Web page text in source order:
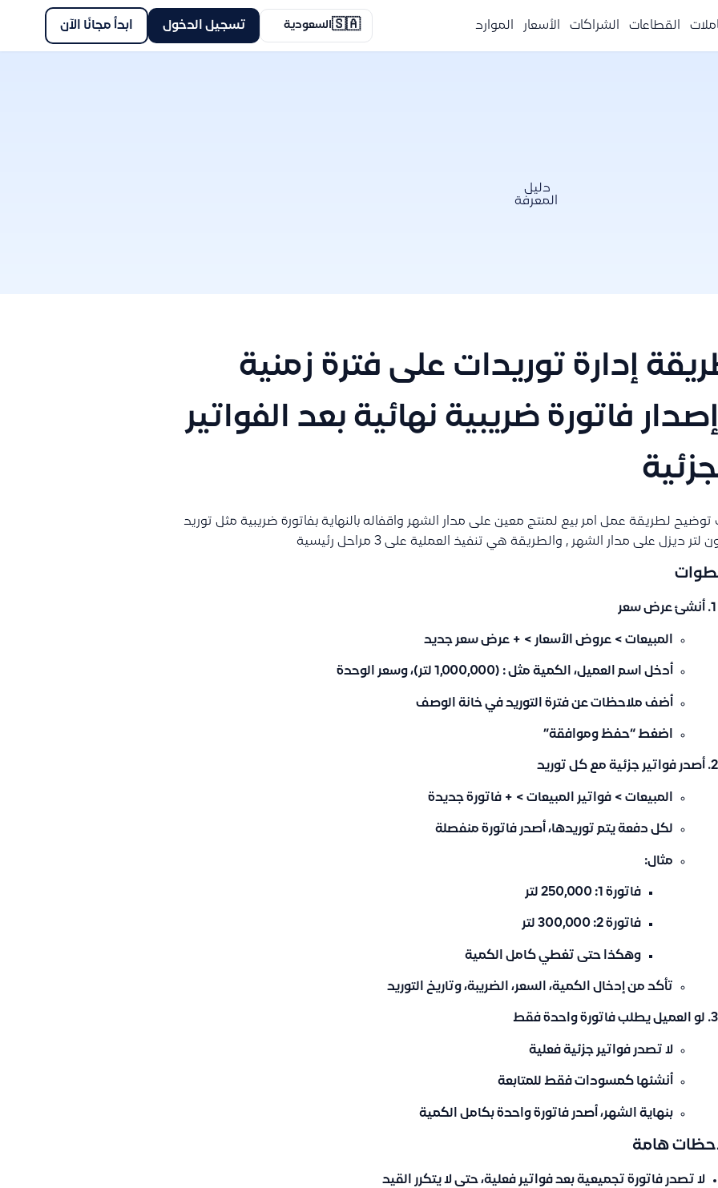
القطاعات الشراكات الأسعار الموارد 🇸🇦السعودية تسجيل الدخول ابدأ مجانًا الآن
دليل
المعرفة
إدارة توريدات على فترة زمنية
فاتورة ضريبية نهائية بعد الفواتير
توضيح لطريقة عمل امر بيع لمنتج معين على مدار الشهر واقفاله بالنهاية بفاتورة ضريبية مثل توريد
لتر ديزل على مدار الشهر , والطريقة هي تنفيذ العملية على 3 مراحل رئيسية
أنشئ عرض سعر
المبيعات > عروض الأسعار > + عرض سعر جديد
أدخل اسم العميل، الكمية مثل : (1,000,000 لتر)، وسعر الوحدة
أضف ملاحظات عن فترة التوريد في خانة الوصف
اضغط “حفظ وموافقة”
أصدر فواتير جزئية مع كل توريد
المبيعات > فواتير المبيعات > + فاتورة جديدة
لكل دفعة يتم توريدها، أصدر فاتورة منفصلة
مثال:
فاتورة 1: 250,000 لتر
فاتورة 2: 300,000 لتر
وهكذا حتى تغطي كامل الكمية
تأكد من إدخال الكمية، السعر، الضريبة، وتاريخ التوريد
لو العميل يطلب فاتورة واحدة فقط
لا تصدر فواتير جزئية فعلية
أنشئها كمسودات فقط للمتابعة
بنهاية الشهر، أصدر فاتورة واحدة بكامل الكمية
هامة
لا تصدر فاتورة تجميعية بعد فواتير فعلية، حتى لا يتكرر القيد